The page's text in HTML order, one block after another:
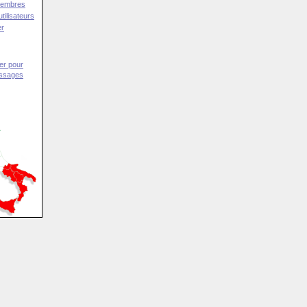
pour